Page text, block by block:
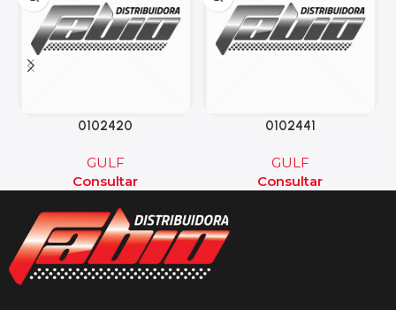
0102420
GULF
Consultar
0102441
GULF
Consultar